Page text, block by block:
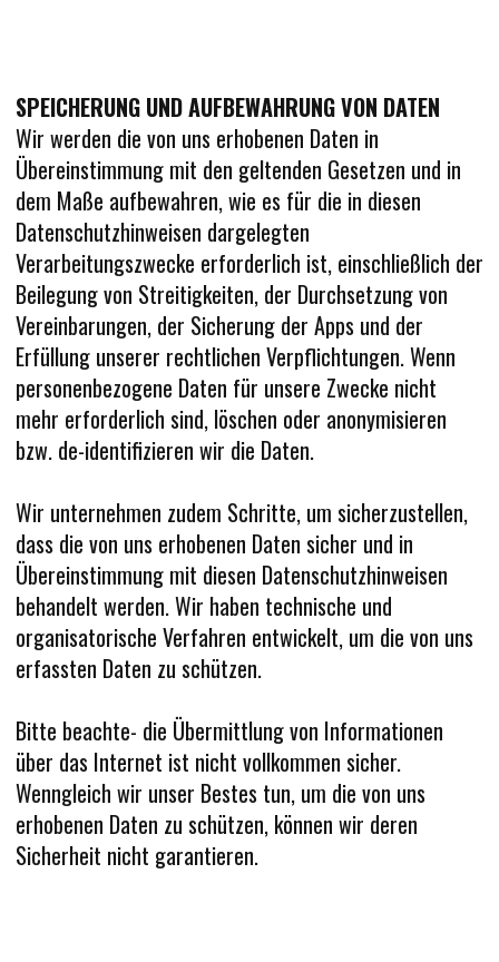
SPEICHERUNG UND AUFBEWAHRUNG VON DATEN
Wir werden die von uns erhobenen Daten in
Übereinstimmung mit den geltenden Gesetzen und in
dem Maße aufbewahren, wie es für die in diesen
Datenschutzhinweisen dargelegten
Verarbeitungszwecke erforderlich ist, einschließlich der
Beilegung von Streitigkeiten, der Durchsetzung von
Vereinbarungen, der Sicherung der Apps und der
Erfüllung unserer rechtlichen Verpflichtungen. Wenn
personenbezogene Daten für unsere Zwecke nicht
mehr erforderlich sind, löschen oder anonymisieren
bzw. de-identifizieren wir die Daten.
Wir unternehmen zudem Schritte, um sicherzustellen,
dass die von uns erhobenen Daten sicher und in
Übereinstimmung mit diesen Datenschutzhinweisen
behandelt werden. Wir haben technische und
organisatorische Verfahren entwickelt, um die von uns
erfassten Daten zu schützen.
Bitte beachte- die Übermittlung von Informationen
über das Internet ist nicht vollkommen sicher.
Wenngleich wir unser Bestes tun, um die von uns
erhobenen Daten zu schützen, können wir deren
Sicherheit nicht garantieren.